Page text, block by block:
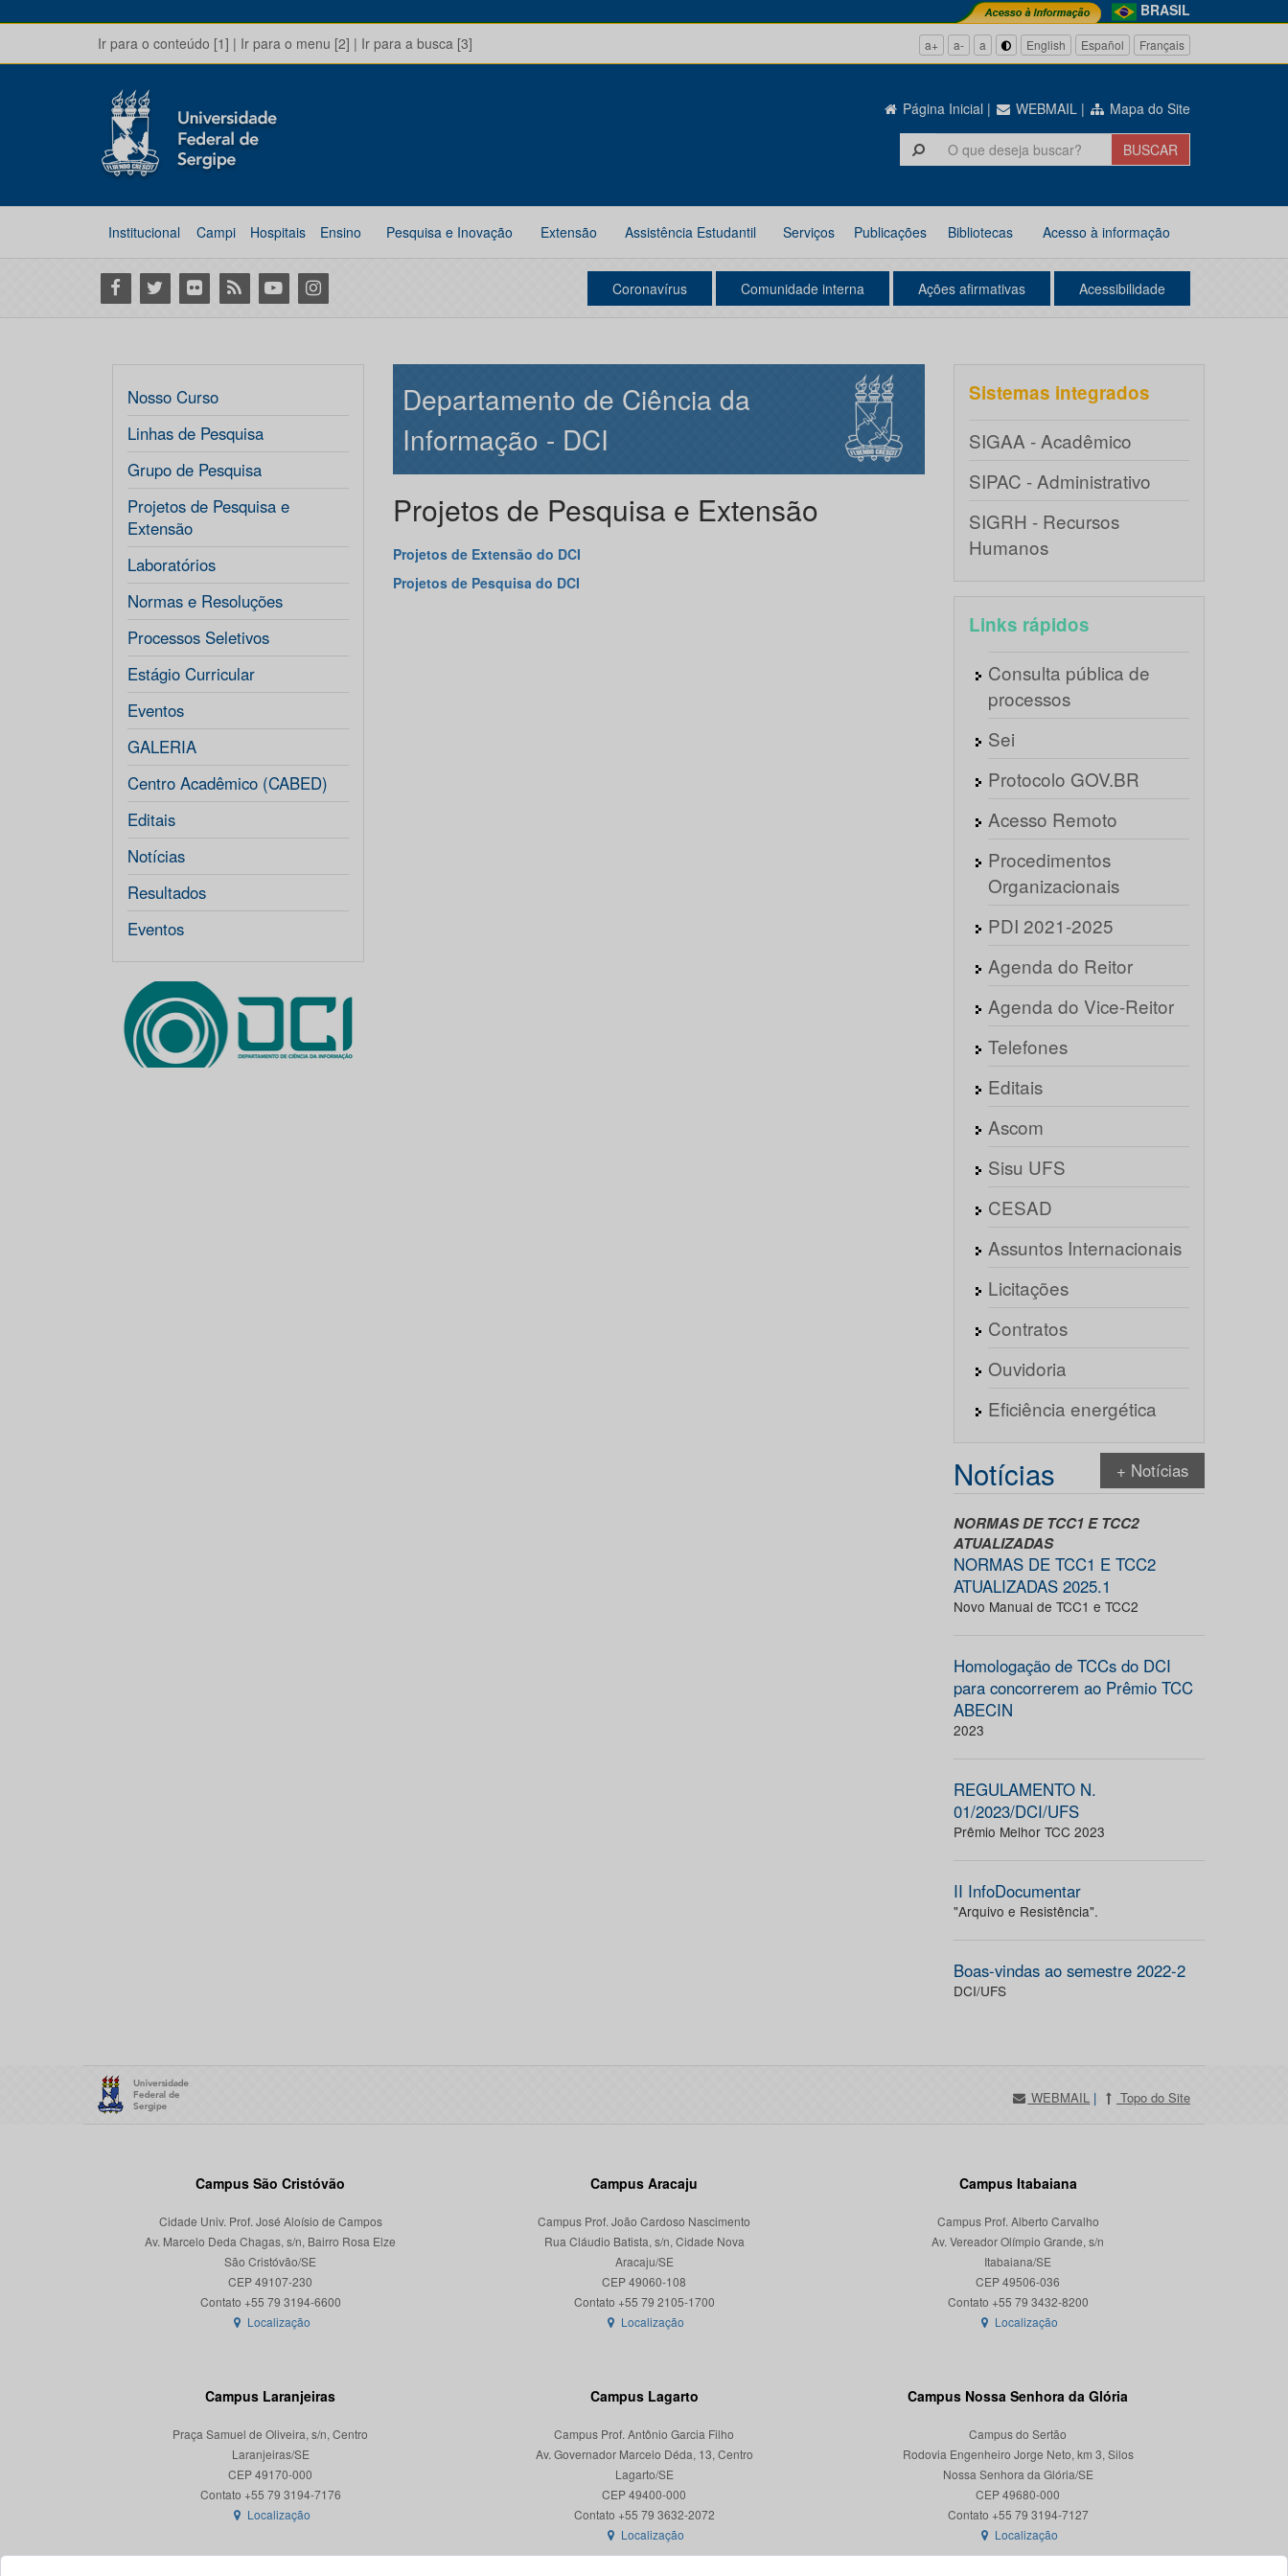
BRASIL
Ir para o conteúdo [1] | Ir para o menu [2] | Ir para a busca [3] a+ a- a English Español Français
Página Inicial | WEBMAIL | Mapa do Site
Institucional Campi Hospitais Ensino Pesquisa e Inovação Extensão Assistência Estudantil Serviços Publicações Bibliotecas Acesso à informação
Facebook
Twitter Flickr RSS YoutubeInstagram Coronavírus Comunidade interna Ações afirmativas Acessibilidade
Nosso Curso
Linhas de Pesquisa
Grupo de Pesquisa
Projetos de Pesquisa e
Extensão
Laboratórios
Normas e Resoluções
Processos Seletivos
Estágio Curricular
Eventos
GALERIA
Centro Acadêmico (CABED)
Editais
Notícias
Resultados
Eventos
Departamento de Ciência da
Informação - DCI
Projetos de Pesquisa e Extensão
Projetos de Extensão do DCI
Projetos de Pesquisa do DCI
Sistemas integrados
SIGAA - Acadêmico
SIPAC - Administrativo
SIGRH - Recursos
Humanos
Links rápidos
Consulta pública de
processos
Sei
Protocolo GOV.BR
Acesso Remoto
Procedimentos
Organizacionais
PDI 2021-2025
Agenda do Reitor
Agenda do Vice-Reitor
Telefones
Editais
Ascom
Sisu UFS
CESAD
Assuntos Internacionais
Licitações
Contratos
Ouvidoria
Eficiência energética
Notícias + Notícias
NORMAS DE TCC1 E TCC2
ATUALIZADAS
NORMAS DE TCC1 E TCC2
ATUALIZADAS 2025.1
Novo Manual de TCC1 e TCC2
Homologação de TCCs do DCI
para concorrerem ao Prêmio TCC
ABECIN
2023
REGULAMENTO N.
01/2023/DCI/UFS
Prêmio Melhor TCC 2023
II InfoDocumentar
"Arquivo e Resistência".
Boas-vindas ao semestre 2022-2
DCI/UFS
WEBMAIL | Topo do Site
Campus São Cristóvão
Cidade Univ. Prof. José Aloísio de Campos
Av. Marcelo Deda Chagas, s/n, Bairro Rosa Elze
São Cristóvão/SE
CEP 49107-230
Localização
Campus Aracaju
Campus Prof. João Cardoso Nascimento
Rua Cláudio Batista, s/n, Cidade Nova
Aracaju/SE
CEP 49060-108
Localização
Campus Itabaiana
Campus Prof. Alberto Carvalho
Av. Vereador Olímpio Grande, s/n
Itabaiana/SE
CEP 49506-036
Localização
Campus Laranjeiras
Praça Samuel de Oliveira, s/n, Centro
Laranjeiras/SE
CEP 49170-000
Localização
Campus Lagarto
Campus Prof. Antônio Garcia Filho
Av. Governador Marcelo Déda, 13, Centro
Lagarto/SE
CEP 49400-000
Localização
Campus Nossa Senhora da Glória
Campus do Sertão
Rodovia Engenheiro Jorge Neto, km 3, Silos
Nossa Senhora da Glória/SE
CEP 49680-000
Contato +55 79 3194-7127
Localização